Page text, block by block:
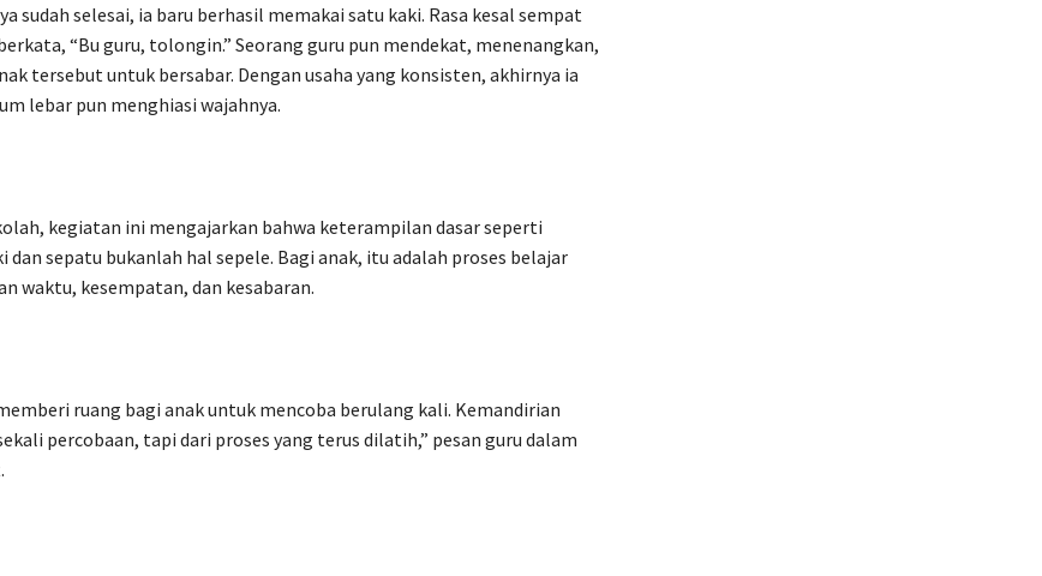
sudah selesai, ia baru berhasil memakai satu kaki. Rasa kesal sempat
“Bu guru, tolongin.” Seorang guru pun mendekat, menenangkan,
tersebut untuk bersabar. Dengan usaha yang konsisten, akhirnya ia
lebar pun menghiasi wajahnya.
kegiatan ini mengajarkan bahwa keterampilan dasar seperti
dan sepatu bukanlah hal sepele. Bagi anak, itu adalah proses belajar
waktu, kesempatan, dan kesabaran.
ruang bagi anak untuk mencoba berulang kali. Kemandirian
percobaan, tapi dari proses yang terus dilatih,” pesan guru dalam